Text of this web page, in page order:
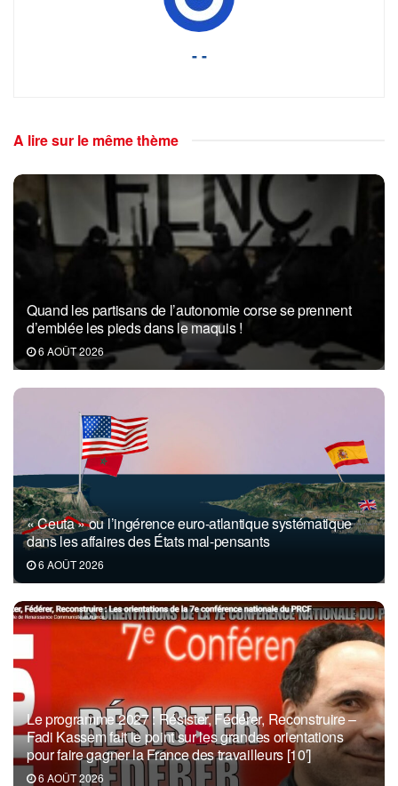
- -
A lire sur le même thème
Quand les partisans de l’autonomie corse se prennent
d’emblée les pieds dans le maquis !
6 AOÛT 2026
« Ceuta » ou l’ingérence euro-atlantique systématique
dans les affaires des États mal-pensants
6 AOÛT 2026
Le programme 2027 : Résister, Fédérer, Reconstruire –
Fadi Kassem fait le point sur les grandes orientations
pour faire gagner la France des travailleurs [10′]
6 AOÛT 2026